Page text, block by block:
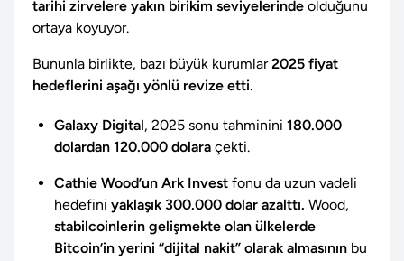
tarihi zirvelere yakın birikim seviyelerinde olduğunu
ortaya koyuyor.
Bununla birlikte, bazı büyük kurumlar2025 fiyat
hedeflerini aşağı yönlü revize etti.
Galaxy Digital, 2025 sonu tahminini 180.000
dolardan 120.000 dolara çekti.
Cathie Wood’un Ark Invest fonu da uzun vadeli
hedefini yaklaşık 300.000 dolar azalttı. Wood,
stabilcoinlerin gelişmekte olan ülkelerde
Bitcoin’in yerini “dijital nakit” olarak almasının bu